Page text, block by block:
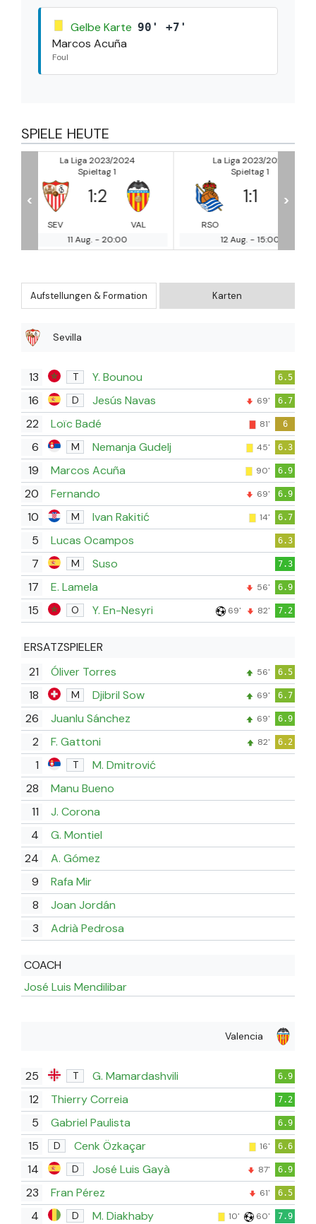
Gelbe Karte 90' +7'
Marcos Acuña
Foul
SPIELE HEUTE
La Liga 2023/2024
Spieltag 1
12 Aug. - 15:00
La Liga 2023/2024
Spieltag 1
12 Aug. - 17:30
< >
Aufstellungen & Formation Karten
Sevilla
13 T Y. Bounou 6.5
16 D Jesús Navas 69' 6.7
22 Loïc Badé 81' 6
6 M Nemanja Gudelj 45' 6.3
19 Marcos Acuña 90' 6.9
20 Fernando 69' 6.9
10 M Ivan Rakitić 14' 6.7
5 Lucas Ocampos 6.3
7 M Suso 7.3
17 E. Lamela 56' 6.9
15 O Y. En-Nesyri 69' 82' 7.2
ERSATZSPIELER
21
Óliver Torres 56' 6.5
18 M Djibril Sow 69' 6.7
26 Juanlu Sánchez 69' 6.9
2 F. Gattoni 82' 6.2
1 T
M. Dmitrović
28
Manu Bueno
11
J. Corona
4
G. Montiel
24
A. Gómez
9
Rafa Mir
8
Joan Jordán
3
Adrià Pedrosa
COACH
José Luis Mendilibar
Valencia
25 T G. Mamardashvili 6.9
12 Thierry Correia 7.2
5 Gabriel Paulista 6.9
15 D Cenk Özkaçar 16' 6.6
14 D José Luis Gayà 87' 6.9
23 Fran Pérez 61' 6.5
4 D M. Diakhaby 10' 60' 7.9